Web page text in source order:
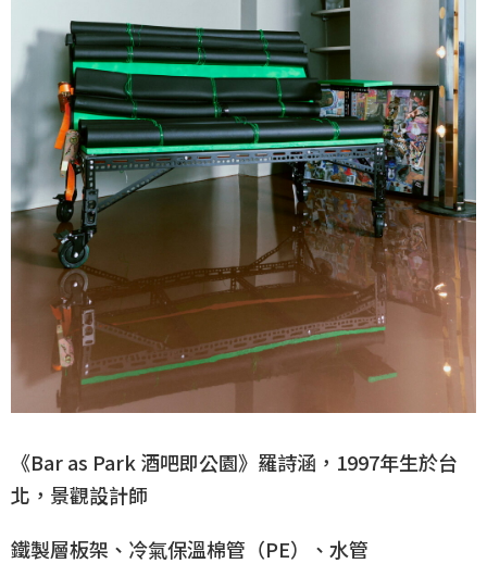
《Bar as Park 酒吧即公園》羅詩涵，1997年生於台
北，景觀設計師
鐵製層板架、冷氣保溫棉管（PE）、水管